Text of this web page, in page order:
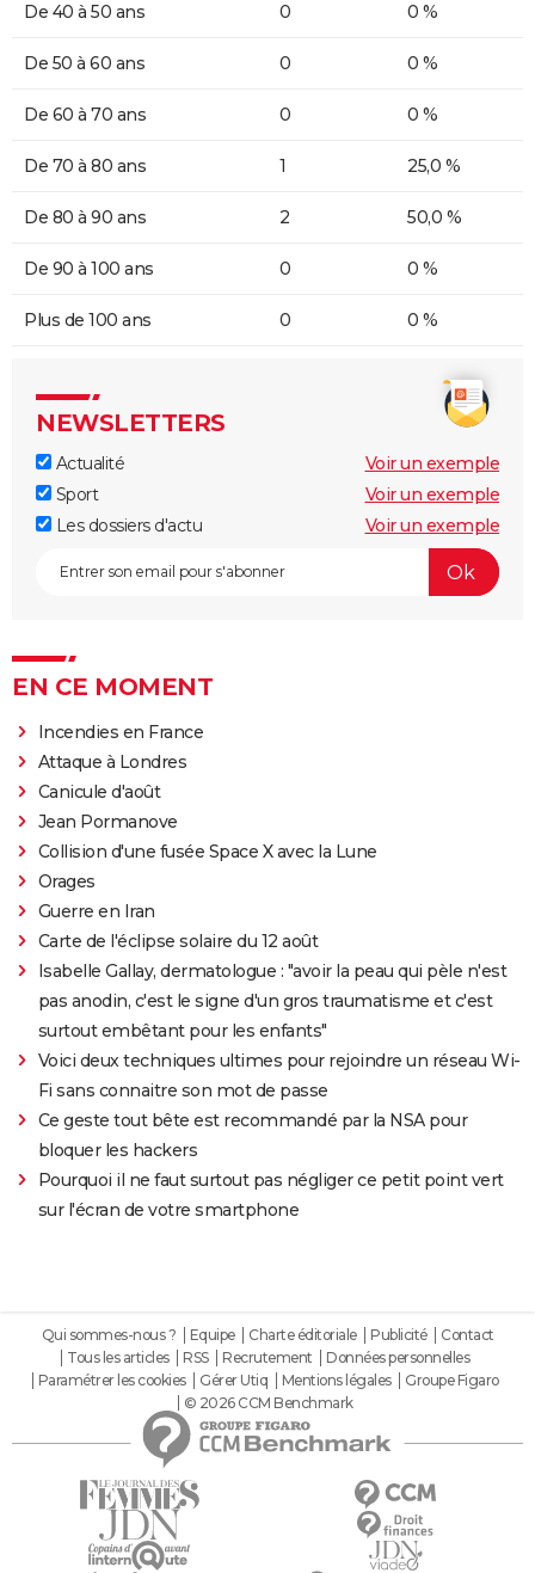
De 40 à 50 ans 0 0 %
De 50 à 60 ans 0 0 %
De 60 à 70 ans 0 0 %
De 70 à 80 ans 1 25,0 %
De 80 à 90 ans 2 50,0 %
De 90 à 100 ans 0 0 %
Plus de 100 ans 0 0 %
NEWSLETTERS
Actualité
Voir un exemple
Sport
Voir un exemple
Les dossiers d'actu
Voir un exemple
EN CE MOMENT
Incendies en France
Attaque à Londres
Canicule d'août
Jean Pormanove
Collision d'une fusée Space X avec la Lune
Orages
Guerre en Iran
Carte de l'éclipse solaire du 12 août
Isabelle Gallay, dermatologue : "avoir la peau qui pèle n'est
pas anodin, c'est le signe d'un gros traumatisme et c'est
surtout embêtant pour les enfants"
Voici deux techniques ultimes pour rejoindre un réseau Wi-
Fi sans connaitre son mot de passe
Ce geste tout bête est recommandé par la NSA pour
bloquer les hackers
Pourquoi il ne faut surtout pas négliger ce petit point vert
sur l'écran de votre smartphone
Qui sommes-nous ? Equipe Charte éditoriale Publicité
Contact
Tous les articles
RSS Recrutement
Données personnelles
Paramétrer les cookies
Gérer Utiq Mentions légales
Groupe Figaro
© 2026 CCM Benchmark